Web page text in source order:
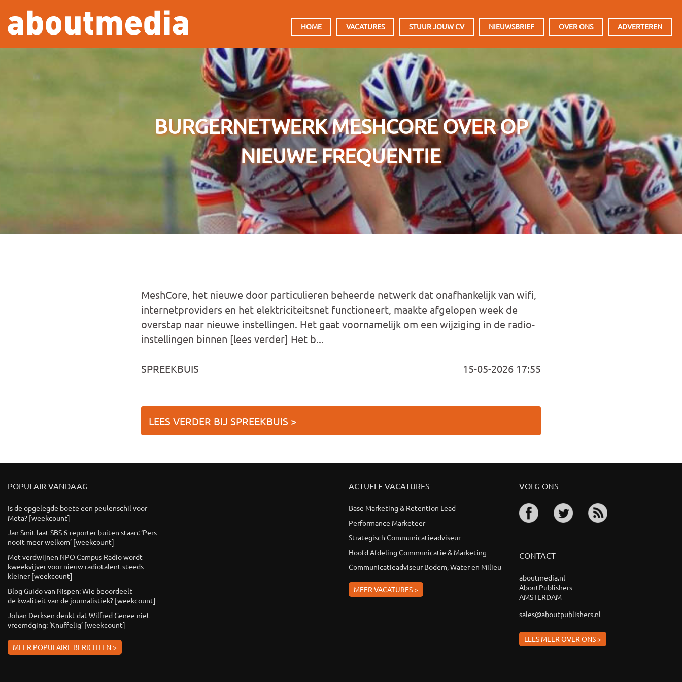
Overslaan en naar de inhoud gaan
HOOFDMENU
HOME VACATURES STUUR JOUW CV NIEUWSBRIEF OVER ONS ADVERTEREN
BURGERNETWERK MESHCORE OVER OP
NIEUWE FREQUENTIE
MeshCore, het nieuwe door particulieren beheerde netwerk dat onafhankelijk van wifi,
internetproviders en het elektriciteitsnet functioneert, maakte afgelopen week de
overstap naar nieuwe instellingen. Het gaat voornamelijk om een wijziging in de radio-
instellingen binnen [lees verder] Het b...
SPREEKBUIS 15-05-2026 17:55
LEES VERDER BIJ SPREEKBUIS >
POPULAIR VANDAAG
Is de opgelegde boete een peulenschil voor
Meta? [weekcount]
Jan Smit laat SBS 6-reporter buiten staan: ‘Pers
nooit meer welkom’ [weekcount]
Met verdwijnen NPO Campus Radio wordt
kweekvijver voor nieuw radiotalent steeds
kleiner [weekcount]
Blog Guido van Nispen: Wie beoordeelt
de kwaliteit van de journalistiek? [weekcount]
Johan Derksen denkt dat Wilfred Genee niet
vreemdging: ‘Knuffelig’ [weekcount]
MEER POPULAIRE BERICHTEN >
ACTUELE VACATURES
Base Marketing & Retention Lead
Performance Marketeer
Strategisch Communicatieadviseur
Hoofd Afdeling Communicatie & Marketing
Communicatieadviseur Bodem, Water en Milieu
MEER VACATURES >
VOLG ONS
CONTACT
aboutmedia.nl
AboutPublishers
AMSTERDAM
sales@aboutpublishers.nl
LEES MEER OVER ONS >